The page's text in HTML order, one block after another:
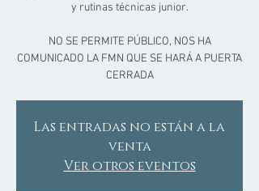
y rutinas técnicas junior.
NO SE PERMITE PÚBLICO, NOS HA
COMUNICADO LA FMN QUE SE HARÁ A PUERTA
CERRADA
Las entradas no están a la
venta
Ver otros eventos